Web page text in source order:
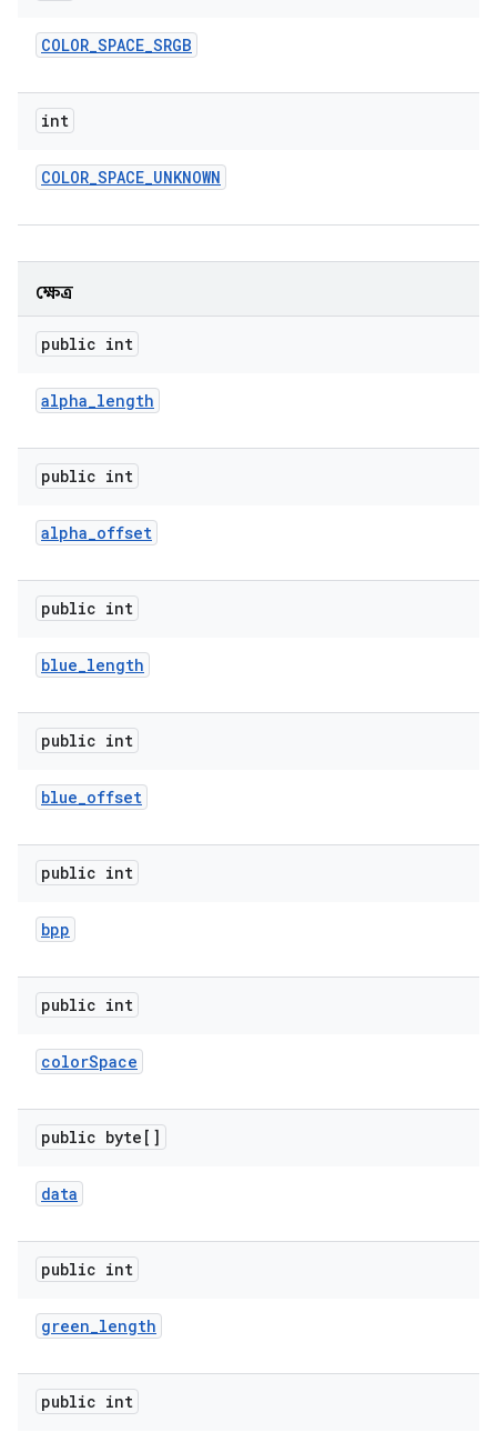
COLOR_SPACE_SRGB
int
COLOR_SPACE_UNKNOWN
ক্ষেত্র
public int
alpha_length
public int
alpha_offset
public int
blue_length
public int
blue_offset
public int
bpp
public int
colorSpace
public byte[]
data
public int
green_length
public int